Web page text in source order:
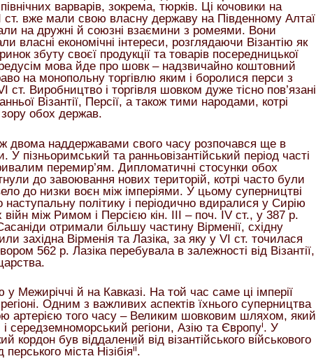
варварів, зокрема, тюрків. Ці кочовики на
ст. вже мали свою власну державу на Південному Алтаї
на дружні й союзні взаємини з ромеями. Вони
власні економічні інтереси, розглядаючи Візантію як
збуту своєї продукції та товарів посередницької
мова йде про шовк – надзвичайно коштовний
на монопольну торгівлю яким і боролися перси з
ст. Виробництво і торгівля шовком дуже тісно пов’язані
Візантії, Персії, а також тими народами, котрі
обох держав.
двома наддержавами свого часу розпочався ще в
У пізньоримський та ранньовізантійський період часті
перемир’ям. Дипломатичні стосунки обох
до завоювання нових територій, котрі часто були
до низки воєн між імперіями. У цьому суперництві
політику і періодично вдиралися у Сирію
між Римом і Персією кін. ІІІ – поч. IV ст., у 387 р.
отримали більшу частину Вірменії, східну
західна Вірменія та Лазіка, за яку у VI ст. точилася
562 р. Лазіка перебувала в залежності від Візантії,
Межиріччі й на Кавказі. На той час саме ці імперії
Одним з важливих аспектів їхнього суперництва
артерією того часу – Великим шовковим шляхом, який
і середземноморський регіони, Азію та Європуi. У
кордон був віддалений від візантійського військового
міста Нізібіяii.